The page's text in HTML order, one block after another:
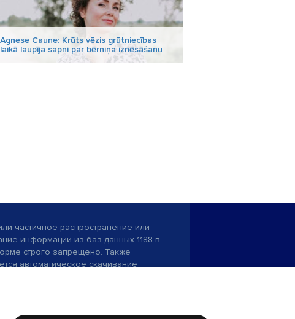
Agnese Caune: Krūts vēzis grūtniecības
laikā laupīja sapni par bērniņa iznēsāšanu
частичное распространение или
информации из баз данных 1188 в
строго запрещено. Также
автоматическое скачивание